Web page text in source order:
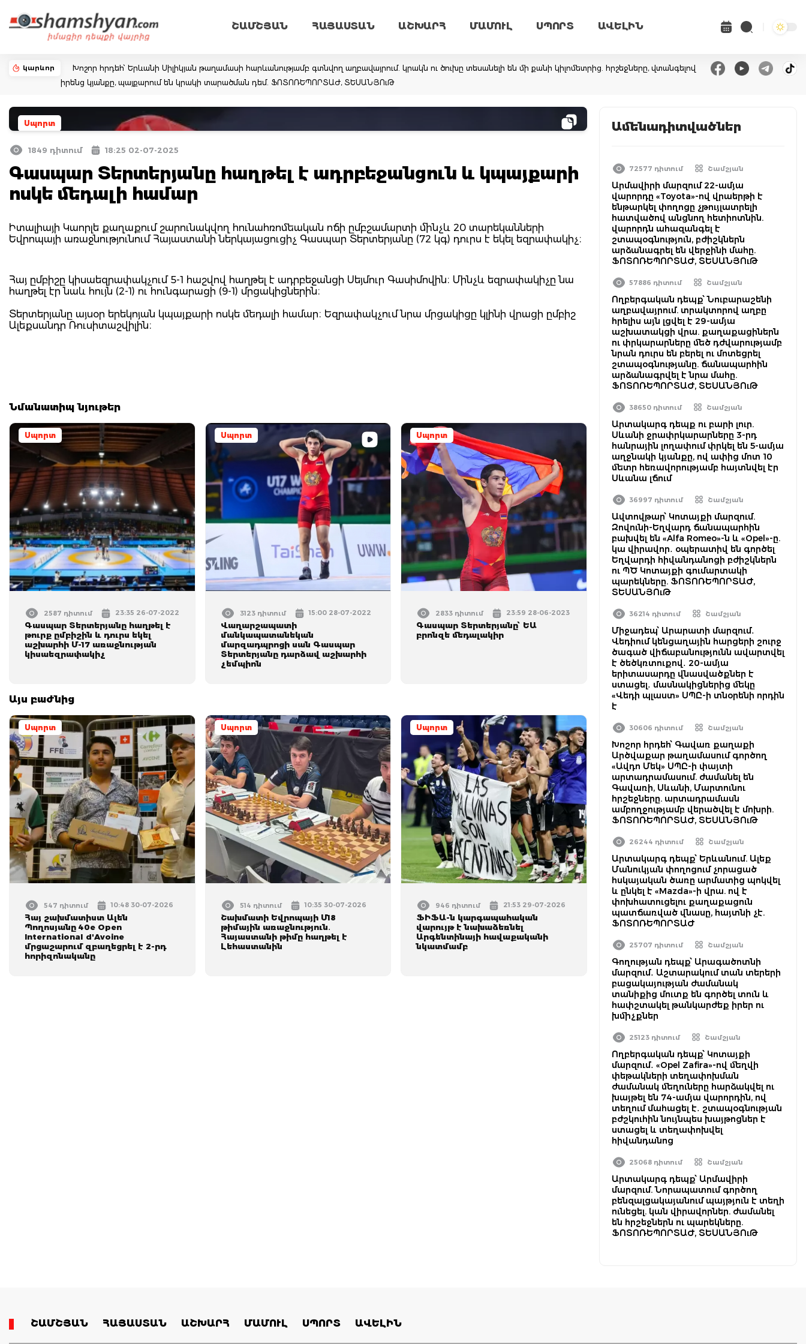
ՇԱՄՇՅԱՆ ՀԱՅԱՍՏԱՆ ԱՇԽԱՐՀ ՄԱՄՈՒԼ ՍՊՈՐՏ ԱՎԵԼԻՆ
կարևոր
Խոշոր հրդեհ՝ Երևանի Սիլիկյան թաղամասի հարևանությամբ գտնվող աղբավայրում. կրակն ու ծուխը տեսանելի են մի քանի կիլոմետրից. հրշեջները, վտանգելով
իրենց կյանքը, պայքարում են կրակի տարածման դեմ. ՖՈՏՈՌԵՊՈՐՏԱԺ, ՏԵՍԱՆՅՈւԹ
Սպորտ
1849 դիտում 18:25 02-07-2025
Գասպար Տերտերյանը հաղթել է ադրբեջանցուն և կպայքարի
ոսկե մեդալի համար
Իտալիայի Կաորլե քաղաքում շարունակվող հունահռոմեական ոճի ըմբշամարտի մինչև 20 տարեկանների
Եվրոպայի առաջնությունում Հայաստանի ներկայացուցիչ Գասպար Տերտերյանը (72 կգ) դուրս է եկել եզրափակիչ։
Հայ ըմբիշը կիսաեզրափակչում 5-1 հաշվով հաղթել է ադրբեջանցի Սեյմուր Գասիմովին։ Մինչև եզրափակիչը նա
հաղթել էր նաև հույն (2-1) ու հունգարացի (9-1) մրցակիցներին։
Տերտերյանը այսօր երեկոյան կպայքարի ոսկե մեդալի համար։ Եզրափակչում նրա մրցակիցը կլինի վրացի ըմբիշ
Ալեքսանդր Ռուսիտաշվիլին։
Նմանատիպ նյութեր
Սպորտ
2587 դիտում 23:35 26-07-2022
Գասպար Տերտերյանը հաղթել է
թուրք ըմբիշին և դուրս եկել
աշխարհի Մ-17 առաջնության
կիսաեզրափակիչ
Սպորտ
3123 դիտում 15:00 28-07-2022
Վաղարշապատի
մանկապատանեկան
մարզադպրոցի սան Գասպար
Տերտերյանը դարձավ աշխարհի
չեմպիոն
Սպորտ
2833 դիտում 23:59 28-06-2023
Գասպար Տերտերյանը՝ ԵԱ
բրոնզե մեդալակիր
Այս բաժնից
Սպորտ
547 դիտում 10:48 30-07-2026
Հայ շախմատիստ Ալեն
Պողոսյանը 40e Open
International d'Avoine
մրցաշարում զբաղեցրել է 2-րդ
հորիզոնականը
Սպորտ
514 դիտում 10:35 30-07-2026
Շախմատի Եվրոպայի Մ18
թիմային առաջնություն․
Հայաստանի թիմը հաղթել է
Լեհաստանին
Սպորտ
946 դիտում 21:53 29-07-2026
ՖԻՖԱ-ն կարգապահական
վարույթ է նախաձեռնել
Արգենտինայի հավաքականի
նկատմամբ
Ամենադիտվածներ
72577 դիտում Շամշյան
Արմավիրի մարզում 22-ամյա
վարորդը «Toyota»-ով վրաերթի է
ենթարկել փողոցը չթույլատրելի
հատվածով անցնող հետիոտնին.
վարորդն ահազանգել է
շտապօգնություն, բժիշկներն
արձանագրել են վերջինի մահը.
ՖՈՏՈՌԵՊՈՐՏԱԺ, ՏԵՍԱՆՅՈւԹ
57886 դիտում Շամշյան
Ողբերգական դեպք՝ Նուբարաշենի
աղբավայրում. տրակտորով աղբը
հրելիս այն լցվել է 29-ամյա
աշխատակցի վրա. քաղաքացիներն
ու փրկարարները մեծ դժվարությամբ
նրան դուրս են բերել ու մոտեցրել
շտապօգնությանը. ճանապարհին
արձանագրվել է նրա մահը.
ՖՈՏՈՌԵՊՈՐՏԱԺ, ՏԵՍԱՆՅՈւԹ
38650 դիտում Շամշյան
Արտակարգ դեպք ու բարի լուր.
Սևանի ջրափրկարարները 3-րդ
հանրային լողափում փրկել են 5-ամյա
աղջնակի կյանքը, ով ափից մոտ 10
մետր հեռավորությամբ հայտնվել էր
Սևանա լճում
36997 դիտում Շամշյան
Ավտովթար՝ Կոտայքի մարզում.
Զովունի-Եղվարդ ճանապարհին
բախվել են «Alfa Romeo»-ն և «Opel»-ը.
կա վիրավոր․ օպերատիվ են գործել
Եղվարդի հիվանդանոցի բժիշկներն
ու ՊԾ Կոտայքի գումարտակի
պարեկները. ՖՈՏՈՌԵՊՈՐՏԱԺ,
ՏԵՍԱՆՅՈւԹ
36214 դիտում Շամշյան
Միջադեպ՝ Արարատի մարզում․
Վեդիում կենցաղային հարցերի շուրջ
ծագած վիճաբանությունն ավարտվել
է ծեծկռտուքով․ 20-ամյա
երիտասարդը վնասվածքներ է
ստացել․ մասնակիցներից մեկը
«Վեդի պլաստ» ՍՊԸ-ի տնօրենի որդին
է
30606 դիտում Շամշյան
Խոշոր հրդեհ՝ Գավառ քաղաքի
Արծվաքար թաղամասում գործող
«Ավդո Մեկ» ՍՊԸ-ի փայտի
արտադրամասում. ժամանել են
Գավառի, Սևանի, Մարտունու
հրշեջները. արտադրամասն
ամբողջությամբ վերածվել է մոխրի.
ՖՈՏՈՌԵՊՈՐՏԱԺ, ՏԵՍԱՆՅՈւԹ
26244 դիտում Շամշյան
Արտակարգ դեպք՝ Երևանում. Ալեք
Մանուկյան փողոցում չորացած
հսկայական ծառը արմատից պոկվել
և ընկել է «Mazda»-ի վրա. ով է
փոխհատուցելու քաղաքացուն
պատճառված վնասը, հայտնի չէ.
ՖՈՏՈՌԵՊՈՐՏԱԺ
25707 դիտում Շամշյան
Գողության դեպք՝ Արագածոտնի
մարզում․ Աշտարակում տան տերերի
բացակայության ժամանակ
տանիքից մուտք են գործել տուն և
հափշտակել թանկարժեք իրեր ու
խմիչքներ
25123 դիտում Շամշյան
Ողբերգական դեպք՝ Կոտայքի
մարզում․ «Opel Zafira»-ով մեղվի
փեթակների տեղափոխման
ժամանակ մեղուները հարձակվել ու
խայթել են 74-ամյա վարորդին, ով
տեղում մահացել է․ շտապօգնության
բժշկուհին նույնպես խայթոցներ է
ստացել և տեղափոխվել
հիվանդանոց
25068 դիտում Շամշյան
Արտակարգ դեպք՝ Արմավիրի
մարզում. Նորապատում գործող
բենզալցակայանում պայթյուն է տեղի
ունեցել. կան վիրավորներ. ժամանել
են հրշեջներն ու պարեկները.
ՖՈՏՈՌԵՊՈՐՏԱԺ, ՏԵՍԱՆՅՈւԹ
ՇԱՄՇՅԱՆ ՀԱՅԱՍՏԱՆ ԱՇԽԱՐՀ ՄԱՄՈՒԼ ՍՊՈՐՏ ԱՎԵԼԻՆ